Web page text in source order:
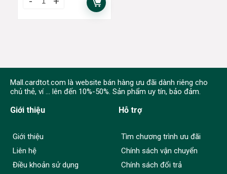
Mall.cardtot.com là website bán hàng ưu đãi dành riêng cho
chủ thẻ, ví ... lên đến 10%-50%. Sản phẩm uy tín, bảo đảm.
Giới thiệu
Giới thiệu
Liên hệ
Điều khoản sử dụng
Hỗ trợ
Tìm chương trình ưu đãi
Chính sách vận chuyển
Chính sách đổi trả